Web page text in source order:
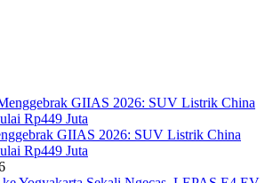
GIIAS 2026: SUV Listrik China
Rp449 Juta